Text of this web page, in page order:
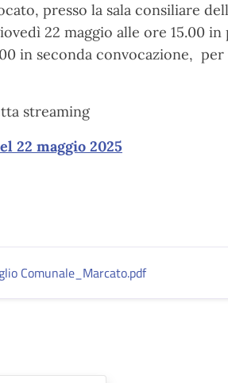
presso la sala consiliare
22 maggio alle ore 15.00
in seconda convocazione,
streaming
22 maggio 2025
Comunale_Marcato.pdf